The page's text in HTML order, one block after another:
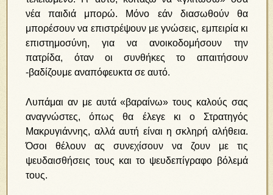
νέα παιδιά μπορώ. Μόνο εάν διασωθούν θα
μπορέσουν να επιστρέψουν με γνώσεις, εμπειρία κι
επιστημοσύνη, για να ανοικοδομήσουν την
πατρίδα, όταν οι συνθήκες το απαιτήσουν
-βαδίζουμε αναπόφευκτα σε αυτό.
Λυπάμαι αν με αυτά «βαραίνω» τους καλούς σας
αναγνώστες, όπως θα έλεγε κι ο Στρατηγός
Μακρυγιάννης, αλλά αυτή είναι η σκληρή αλήθεια.
Όσοι θέλουν ας συνεχίσουν να ζουν με τις
ψευδαισθήσεις τους και το ψευδεπίγραφο βόλεμά
τους.